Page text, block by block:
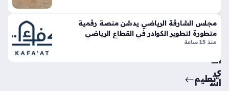
قوا
عد
الت
مي
م
الت
داء
الإي
ران
الذ
ي
اس
مجلس الشارقة الرياضي يدشن منصة رقمية
متطورة لتطوير الكوادر في القطاع الرياضي
منذ 15 ساعة
تعليم